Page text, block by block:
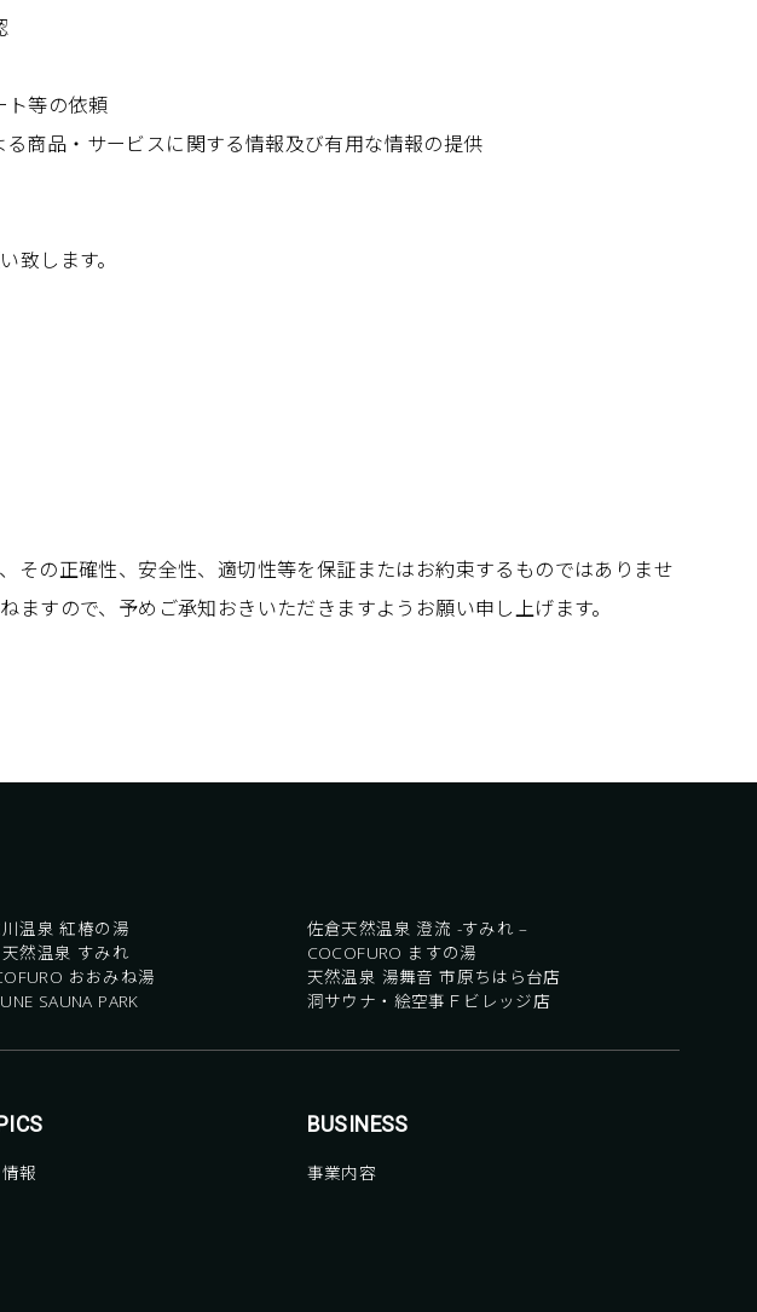
ト等の依頼
商品・サービスに関する情報及び有用な情報の提供
致します。
の正確性、安全性、適切性等を保証またはお約束するものではありませ
すので、予めご承知おきいただきますようお願い申し上げます。
温泉 紅椿の湯
佐倉天然温泉 澄流 -すみれ –
然温泉 すみれ
COCOFURO ますの湯
おおみね湯
天然温泉 湯舞音 市原ちはら台店
SAUNA PARK 洞サウナ・絵空事Ｆビレッジ店
報
BUSINESS
事業内容